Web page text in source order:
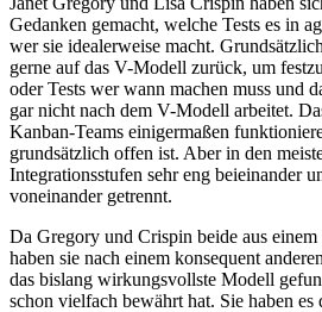
Gedanken gemacht, welche Tests es in
wer sie idealerweise macht.
gerne auf das V-Modell zurück, um
oder Tests wer wann machen muss und
gar nicht nach dem V-Modell arbeitet.
Kanban-Teams einigermaßen
grundsätzlich offen ist. Aber in den
Integrationsstufen sehr eng beieinander
voneinander getrennt.
Da Gregory und Crispin beide aus
haben sie nach einem konsequent
das bislang wirkungsvollste Modell
schon vielfach bewährt hat. Sie haben es